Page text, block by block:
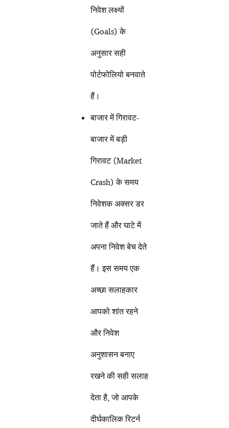
निवेश लक्ष्यों
(Goals) के
अनुसार सही
पोर्टफोलियो बनवाते
हैं।
बाजार में गिरावट-
बाजार में बड़ी
गिरावट (Market
Crash) के समय
निवेशक अक्सर डर
जाते हैं और घाटे में
अपना निवेश बेच देते
हैं। इस समय एक
अच्छा सलाहकार
आपको शांत रहने
और निवेश
अनुशासन बनाए
रखने की सही सलाह
देता है, जो आपके
दीर्घकालिक रिटर्न